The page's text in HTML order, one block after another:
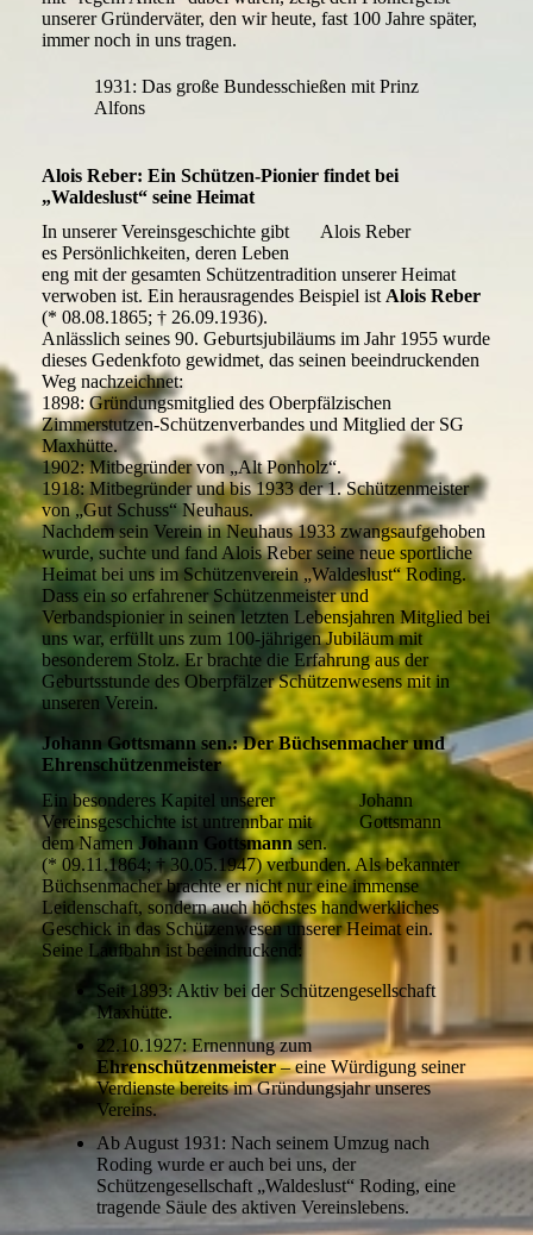
unserer Gründerväter, den wir heute, fast 100 Jahre später,
immer noch in uns tragen.
1931: Das große Bundesschießen mit Prinz
Alfons
Alois Reber: Ein Schützen-Pionier findet bei
„Waldeslust“ seine Heimat
Alois Reber
In unserer Vereinsgeschichte gibt
es Persönlichkeiten, deren Leben
eng mit der gesamten Schützentradition unserer Heimat
verwoben ist. Ein herausragendes Beispiel ist Alois Reber
(* 08.08.1865; † 26.09.1936).
Anlässlich seines 90. Geburtsjubiläums im Jahr 1955 wurde
dieses Gedenkfoto gewidmet, das seinen beeindruckenden
Weg nachzeichnet:
1898: Gründungsmitglied des Oberpfälzischen
Zimmerstutzen-Schützenverbandes und Mitglied der SG
Maxhütte.
1902: Mitbegründer von „Alt Ponholz“.
1918: Mitbegründer und bis 1933 der 1. Schützenmeister
von „Gut Schuss“ Neuhaus.
Nachdem sein Verein in Neuhaus 1933 zwangsaufgehoben
wurde, suchte und fand Alois Reber seine neue sportliche
Heimat bei uns im Schützenverein „Waldeslust“ Roding.
Dass ein so erfahrener Schützenmeister und
Verbandspionier in seinen letzten Lebensjahren Mitglied bei
uns war, erfüllt uns zum 100-jährigen Jubiläum mit
besonderem Stolz. Er brachte die Erfahrung aus der
Geburtsstunde des Oberpfälzer Schützenwesens mit in
unseren Verein.
Johann Gottsmann sen.: Der Büchsenmacher und
Ehrenschützenmeister
Johann
Gottsmann
Ein besonderes Kapitel unserer
Vereinsgeschichte ist untrennbar mit
dem NamenJohann Gottsmannsen.
(* 09.11.1864; † 30.05.1947) verbunden. Als bekannter
Büchsenmacher brachte er nicht nur eine immense
Leidenschaft, sondern auch höchstes handwerkliches
Geschick in das Schützenwesen unserer Heimat ein.
Seine Laufbahn ist beeindruckend:
Seit 1893: Aktiv bei der Schützengesellschaft
Maxhütte.
22.10.1927: Ernennung zum
Ehrenschützenmeister– eine Würdigung seiner
Verdienste bereits im Gründungsjahr unseres
Vereins.
Ab August 1931: Nach seinem Umzug nach
Roding wurde er auch bei uns, der
Schützengesellschaft „Waldeslust“ Roding, eine
tragende Säule des aktiven Vereinslebens.